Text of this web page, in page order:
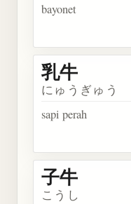
bayonet
乳牛
にゅうぎゅう
sapi perah
子牛
こうし